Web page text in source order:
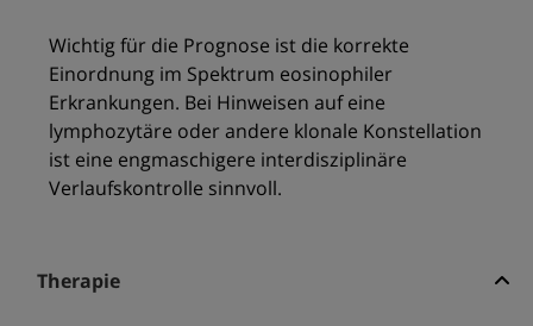
Wichtig für die Prognose ist die korrekte
Einordnung im Spektrum eosinophiler
Erkrankungen. Bei Hinweisen auf eine
lymphozytäre oder andere klonale Konstellation
ist eine engmaschigere interdisziplinäre
Verlaufskontrolle sinnvoll.
Therapie